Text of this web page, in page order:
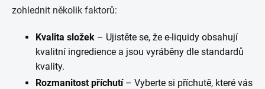
zohlednit několik faktorů:
Kvalita složek – Ujistěte se, že e-liquidy obsahují
kvalitní ingredience a jsou vyráběny dle standardů
kvality.
Rozmanitost příchutí– Vyberte si příchutě, které vás